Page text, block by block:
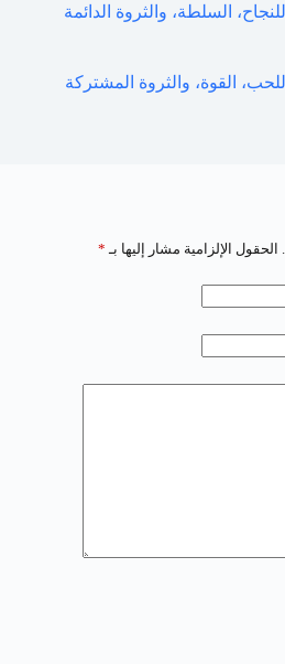
الحقول الإلزامية مشار إليها بـ *